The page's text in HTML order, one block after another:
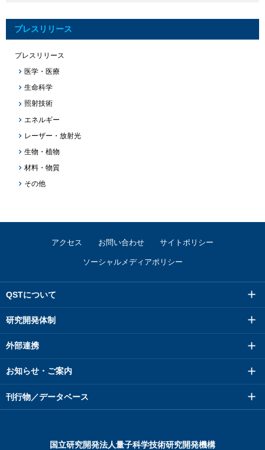
プレスリリース
プレスリリース
医学・医療
生命科学
照射技術
エネルギー
レーザー・放射光
生物・植物
材料・物質
その他
アクセス お問い合わせ サイトポリシー
ソーシャルメディアポリシー
QSTについて
研究開発体制
外部連携
お知らせ・ご案内
刊行物／データベース
国立研究開発法人量子科学技術研究開発機構